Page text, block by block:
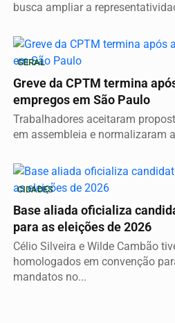
busca ampliar a
GERAL
Greve da CPTM termina
empregos em São Paulo
Trabalhadores aceitaram
em assembleia e normalizaram
CIDADES
Base aliada oficializa
para as eleições de 2026
Célio Silveira e Wilde Cambão
homologados em convenção
mandatos no...